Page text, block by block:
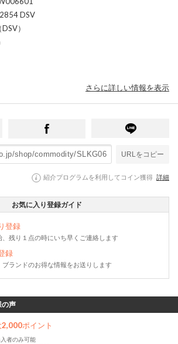
DSV
）
さらに詳しい情報を表示
URLをコピー
紹介プログラムを利用してコイン獲得 詳細
お気に入り登録ガイド
登録
残り１点の時にいち早くご連絡します
録
ブランドのお得な情報をお送りします
の声
2,000ポイント
者のみ可能